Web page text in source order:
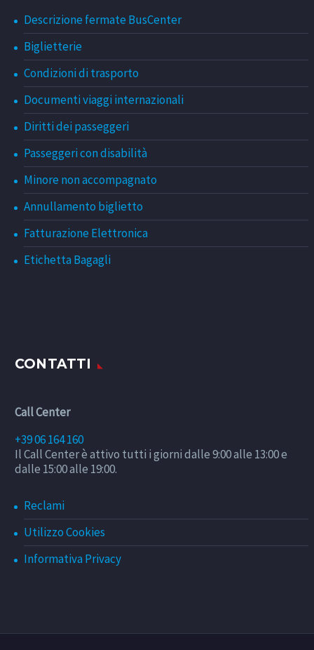
Descrizione fermate BusCenter
Biglietterie
Condizioni di trasporto
Documenti viaggi internazionali
Diritti dei passeggeri
Passeggeri con disabilità
Minore non accompagnato
Annullamento biglietto
Fatturazione Elettronica
Etichetta Bagagli
CONTATTI
Call Center
+39 06 164 160
Il Call Center è attivo tutti i giorni dalle 9:00 alle 13:00 e
dalle 15:00 alle 19:00.
Reclami
Utilizzo Cookies
Informativa Privacy